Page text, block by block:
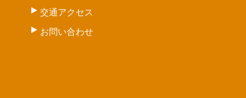
交通アクセス
お問い合わせ